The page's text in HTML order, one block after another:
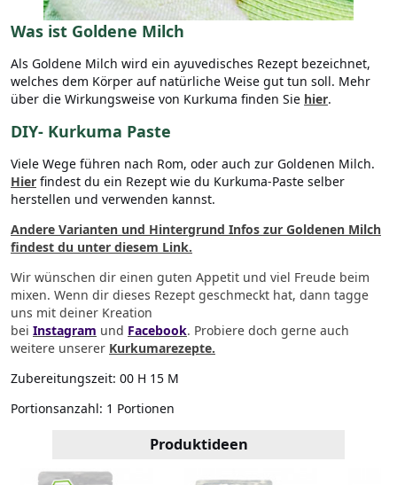
Was ist Goldene Milch
Als Goldene Milch wird ein ayuvedisches Rezept bezeichnet,
welches dem Körper auf natürliche Weise gut tun soll. Mehr
über die Wirkungsweise von Kurkuma finden Sie hier.
DIY- Kurkuma Paste
Viele Wege führen nach Rom, oder auch zur Goldenen Milch.
Hier findest du ein Rezept wie du Kurkuma-Paste selber
herstellen und verwenden kannst.
Andere Varianten und Hintergrund Infos zur Goldenen Milch
findest du unter diesem Link.
Wir wünschen dir einen guten Appetit und viel Freude beim
mixen. Wenn dir dieses Rezept geschmeckt hat, dann tagge
uns mit deiner Kreation
bei Instagram und Facebook. Probiere doch gerne auch
weitere unserer Kurkumarezepte.
Zubereitungszeit: 00 H 15 M
Portionsanzahl: 1 Portionen
Produktideen